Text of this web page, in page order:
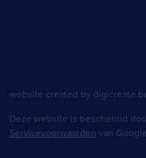
website created by
Deze website is beschermd
Servicevoorwaarden van